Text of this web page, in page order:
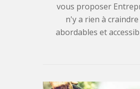
vous proposer
n'y a rien à
abordables et